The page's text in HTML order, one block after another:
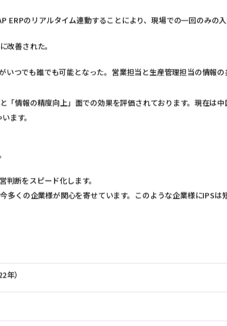
のリアルタイム連動することにより、現場での一回のみの
善された。
つでも誰でも可能となった。営業担当と生産管理担当の情報
情報の精度向上」面での効果を評価されております。現在は
ます。
断をスピード化します。
くの企業様が関心を寄せています。このような企業様にIPSは
）